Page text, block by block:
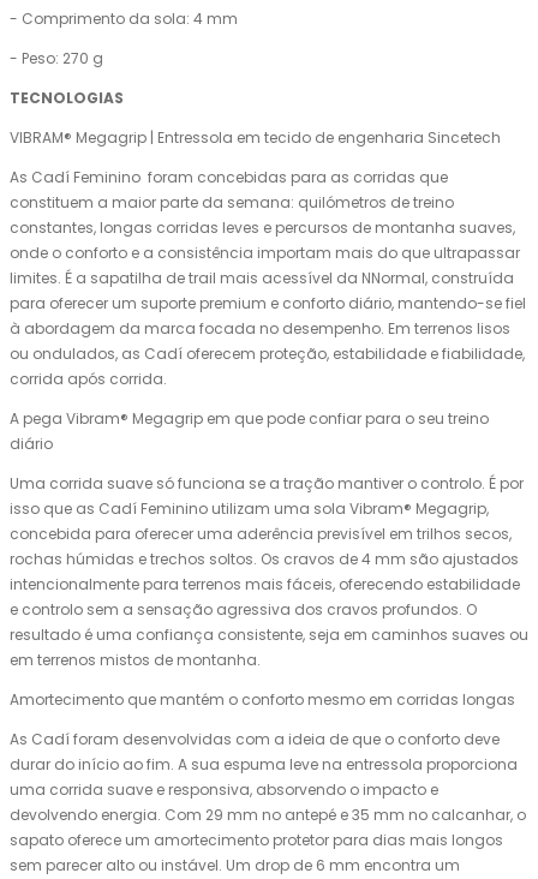
- Comprimento da sola: 4 mm
- Peso: 270 g
TECNOLOGIAS
VIBRAM® Megagrip | Entressola em tecido de engenharia Sincetech
As Cadí Feminino foram concebidas para as corridas que
constituem a maior parte da semana: quilómetros de treino
constantes, longas corridas leves e percursos de montanha suaves,
onde o conforto e a consistência importam mais do que ultrapassar
limites. É a sapatilha de trail mais acessível da NNormal, construída
para oferecer um suporte premium e conforto diário, mantendo-se fiel
à abordagem da marca focada no desempenho. Em terrenos lisos
ou ondulados, as Cadí oferecem proteção, estabilidade e fiabilidade,
corrida após corrida.
A pega Vibram® Megagrip em que pode confiar para o seu treino
diário
Uma corrida suave só funciona se a tração mantiver o controlo. É por
isso que as Cadí Feminino utilizam uma sola Vibram® Megagrip,
concebida para oferecer uma aderência previsível em trilhos secos,
rochas húmidas e trechos soltos. Os cravos de 4 mm são ajustados
intencionalmente para terrenos mais fáceis, oferecendo estabilidade
e controlo sem a sensação agressiva dos cravos profundos. O
resultado é uma confiança consistente, seja em caminhos suaves ou
em terrenos mistos de montanha.
Amortecimento que mantém o conforto mesmo em corridas longas
As Cadí foram desenvolvidas com a ideia de que o conforto deve
durar do início ao fim. A sua espuma leve na entressola proporciona
uma corrida suave e responsiva, absorvendo o impacto e
devolvendo energia. Com 29 mm no antepé e 35 mm no calcanhar, o
sapato oferece um amortecimento protetor para dias mais longos
sem parecer alto ou instável. Um drop de 6 mm encontra um